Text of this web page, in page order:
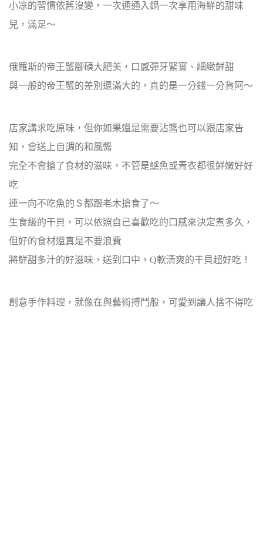
小凉的習慣依舊沒變，一次通通入鍋一次享用海鮮的甜味
兒，滿足～
俄羅斯的帝王蟹腳碩大肥美，口感彈牙緊實、細緻鮮甜
與一般的帝王蟹的差別還滿大的，真的是一分錢一分貨阿～
店家講求吃原味，但你如果還是需要沾醬也可以跟店家告
知，會送上自調的和風醬
完全不會搶了食材的滋味，不管是鱸魚或青衣都很鮮嫩好好
吃
連一向不吃魚的Ｓ都跟老木搶食了～
生食級的干貝，可以依照自己喜歡吃的口感來決定煮多久，
但好的食材還真是不要浪費
將鮮甜多汁的好滋味，送到口中，Q軟清爽的干貝超好吃！
創意手作料理，就像在與藝術搏鬥般，可愛到讓人捨不得吃